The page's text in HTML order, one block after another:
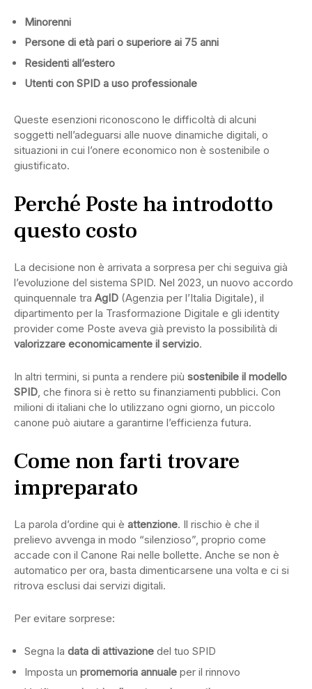
Minorenni
Persone di età pari o superiore ai 75 anni
Residenti all’estero
Utenti con SPID a uso professionale
Queste esenzioni riconoscono le difficoltà di alcuni
soggetti nell’adeguarsi alle nuove dinamiche digitali, o
situazioni in cui l’onere economico non è sostenibile o
giustificato.
Perché Poste ha introdotto
questo costo
La decisione non è arrivata a sorpresa per chi seguiva già
l’evoluzione del sistema SPID. Nel 2023, un nuovo accordo
quinquennale tra AgID (Agenzia per l’Italia Digitale), il
dipartimento per la Trasformazione Digitale e gli identity
provider come Poste aveva già previsto la possibilità di
valorizzare economicamente il servizio.
In altri termini, si punta a rendere più sostenibile il modello
SPID, che finora si è retto su finanziamenti pubblici. Con
milioni di italiani che lo utilizzano ogni giorno, un piccolo
canone può aiutare a garantirne l’efficienza futura.
Come non farti trovare
impreparato
La parola d’ordine qui è attenzione. Il rischio è che il
prelievo avvenga in modo “silenzioso”, proprio come
accade con il Canone Rai nelle bollette. Anche se non è
automatico per ora, basta dimenticarsene una volta e ci si
ritrova esclusi dai servizi digitali.
Per evitare sorprese:
Segna la data di attivazione del tuo SPID
Imposta un promemoria annuale per il rinnovo